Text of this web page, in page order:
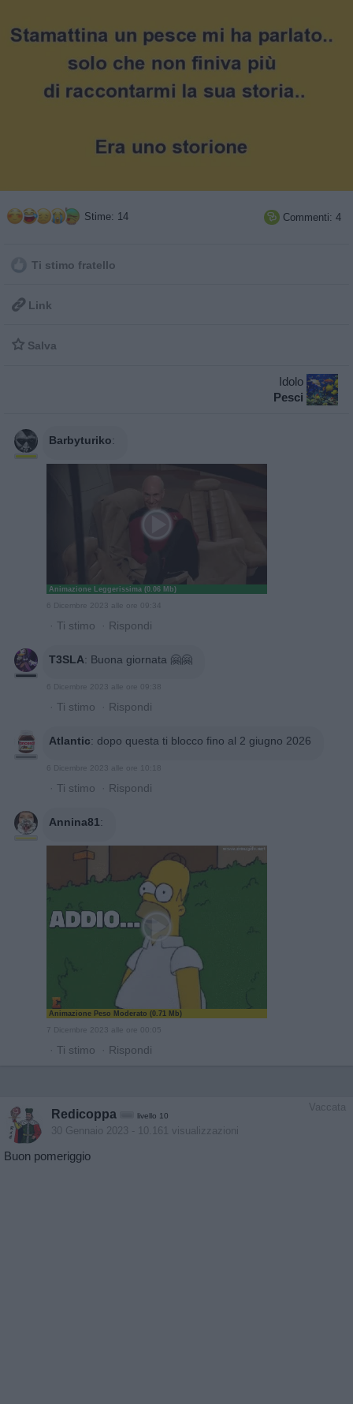
Stime: 14  Commenti: 4
Ti stimo fratello
 Link
 Salva
Idolo
Pesci
Barbyturiko:
Animazione Leggerissima (0.06 Mb)
6 Dicembre 2023 alle ore 09:34
· Ti stimo · Rispondi
T3SLA: Buona giornata 🤗🤗
6 Dicembre 2023 alle ore 09:38
· Ti stimo · Rispondi
Atlantic: dopo questa ti blocco fino al 2 giugno 2026
6 Dicembre 2023 alle ore 10:18
· Ti stimo · Rispondi
Annina81:
Animazione Peso Moderato (0.71 Mb)
7 Dicembre 2023 alle ore 00:05
· Ti stimo · Rispondi
Vaccata
Redicoppa livello 10
30 Gennaio 2023 - 10.161 visualizzazioni
Buon pomeriggio